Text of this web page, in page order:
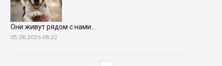
Они живут рядом с нами…
05.08.2026 08:22